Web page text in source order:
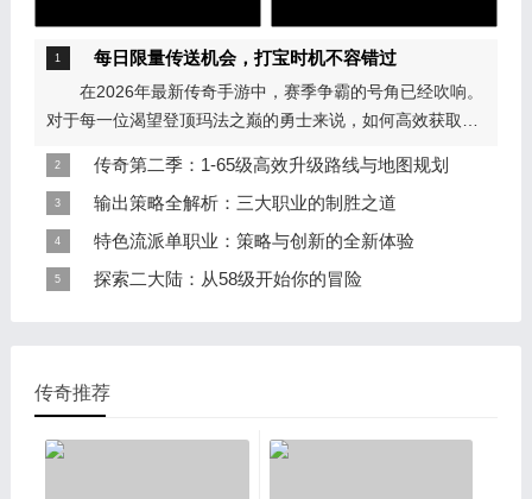
每日限量传送机会，打宝时机不容错过
在2026年最新传奇手游中，赛季争霸的号角已经吹响。
对于每一位渴望登顶玛法之巅的勇士来说，如何高效获取顶
今...
传奇第二季：1-65级高效升级路线与地图规划
在第二季的玛法大陆，升级节奏与地图难度紧密挂钩。
盲目越级只会导致效率低下甚至频繁死亡。以下是为你量身
定制的1-65级分阶段升级路线，助你稳扎稳打，快速成
型。...
输出策略全解析：三大职业的制胜之道
输出策略全解析：三大职业的制胜之道 拥有了
&ldquo;运九套&rdquo;的稳定高伤，只是完成了输出策略的
一半。如何将这份伤害最大化地倾泻到敌人身上，则需要根
特色流派单职业：策略与创新的全新体验
在传奇单职业版本的浩瀚世界中，沉默版本以其独特的
探索二大陆：从58级开始你的冒险
子...
传奇推荐